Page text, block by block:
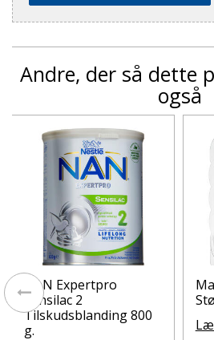
Andre, der så dette
også
NAN Expertpro
Sensilac 2
Tilskudsblanding 800
g.